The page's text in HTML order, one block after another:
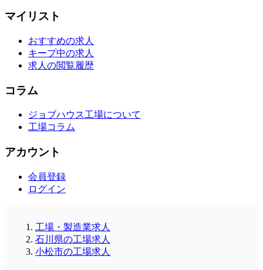
マイリスト
おすすめの求人
キープ中の求人
求人の閲覧履歴
コラム
ジョブハウス工場について
工場コラム
アカウント
会員登録
ログイン
工場・製造業求人
石川県の工場求人
小松市の工場求人